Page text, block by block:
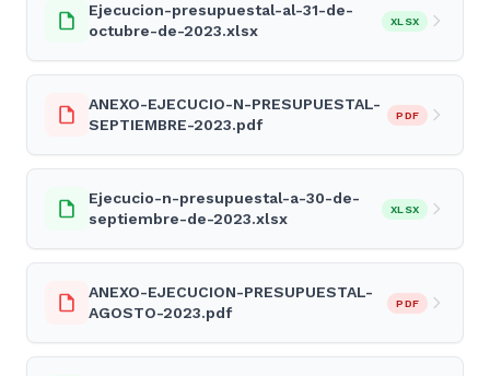
Ejecucion-presupuestal-al-31-de-
octubre-de-2023.xlsx
XLSX
ANEXO-EJECUCIO-N-PRESUPUESTAL-
SEPTIEMBRE-2023.pdf
PDF
Ejecucio-n-presupuestal-a-30-de-
septiembre-de-2023.xlsx
XLSX
ANEXO-EJECUCION-PRESUPUESTAL-
AGOSTO-2023.pdf
PDF